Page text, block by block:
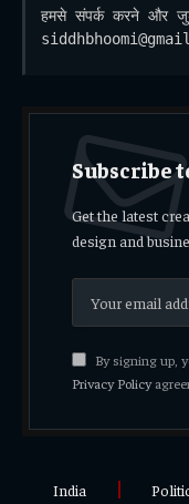
हमसे संपर्क करने और
Subscribe
Get the latest
design and
By signing up,
Privacy Policy
India